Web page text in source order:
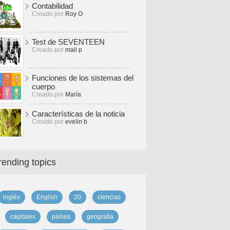
Contabilidad
Creado por Roy O
Test de SEVENTEEN
Creado por mali p
Funciones de los sistemas del
cuerpo
Creado por María
Características de la noticia
Creado por evelin b
topics
inglés English 20 ciencias
capitales países geografía